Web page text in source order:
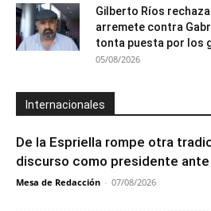
Gilberto Ríos
arremete contra
tonta puesta por los
05/08/2026
Internacionales
De la Espriella rompe otra
discurso como presidente
Mesa de Redacción - 07/08/2026